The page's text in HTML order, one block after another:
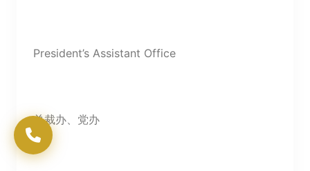
President’s Assistant Office
总裁办、党办